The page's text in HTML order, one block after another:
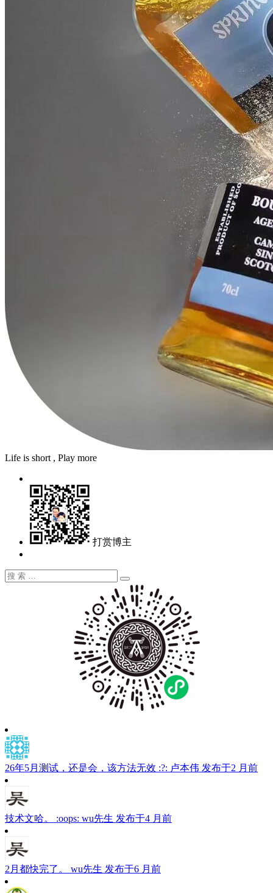
Life is short , Play more
打赏博主
搜
搜
索
26年5月测试，还是会，该方法无效 :?: 卢本伟 发布于2 月前
技术文哈。 :oops: wu先生 发布于4 月前
2月都快完了。 wu先生 发布于6 月前